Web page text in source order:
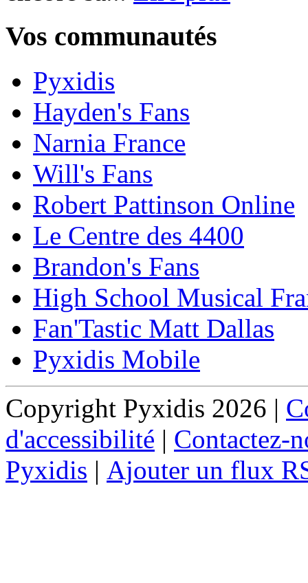
Vos communautés
Pyxidis
Hayden's Fans
Narnia France
Will's Fans
Robert Pattinson Online
Le Centre des 4400
Brandon's Fans
High School Musical
Fan'Tastic Matt Dallas
Pyxidis Mobile
Copyright Pyxidis 2026 |
d'accessibilité | Contactez-
Pyxidis | Ajouter un flux